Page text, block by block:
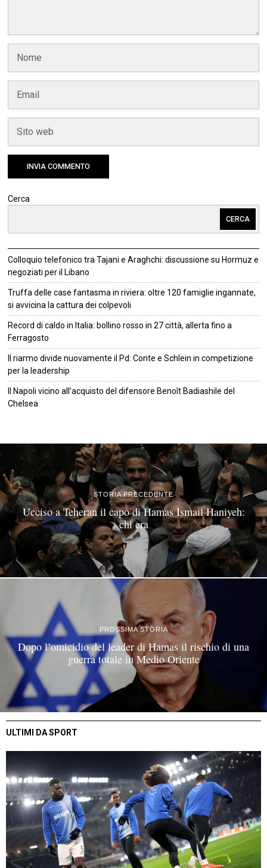
Cerca
CERCA
Colloquio telefonico tra Tajani e Araghchi: discussione su Hormuz e
negoziati per il Libano
Truffa delle case fantasma in riviera: oltre 120 famiglie ingannate,
si avvicina la cattura dei colpevoli
Record di caldo in Italia: bollino rosso in 27 città, allerta fino a
Ferragosto
Il riarmo divide nuovamente il Pd: Conte e Schlein in competizione
per la leadership
Il Napoli vicino all’acquisto del difensore Benoît Badiashile del
Chelsea
STORIA PRECEDENTE
Ucciso a Teheran il capo di Hamas Ismail Haniyeh:
chi era
PROSSIMA STORIA
Dopo l’omicidio del leader di Hamas il rischio di una
guerra totale in Medio Oriente
ULTIMI DA SPORT